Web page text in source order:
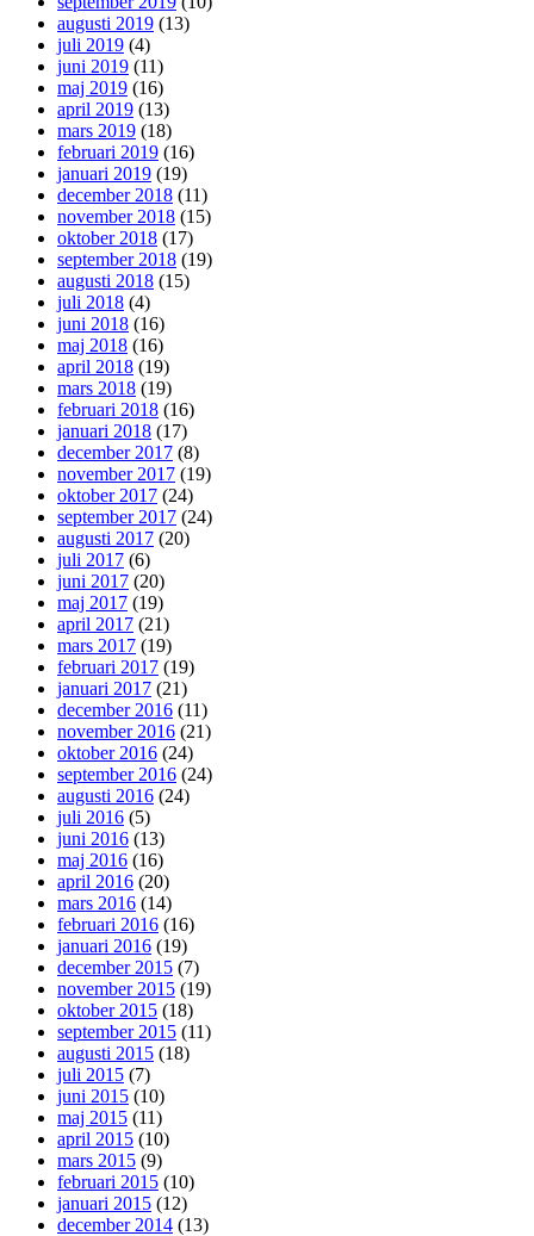
augusti 2019 (13)
juli 2019 (4)
juni 2019 (11)
maj 2019 (16)
april 2019 (13)
mars 2019 (18)
februari 2019 (16)
januari 2019 (19)
december 2018 (11)
november 2018 (15)
oktober 2018 (17)
september 2018 (19)
augusti 2018 (15)
juli 2018 (4)
juni 2018 (16)
maj 2018 (16)
april 2018 (19)
mars 2018 (19)
februari 2018 (16)
januari 2018 (17)
december 2017 (8)
november 2017 (19)
oktober 2017 (24)
september 2017 (24)
augusti 2017 (20)
juli 2017 (6)
juni 2017 (20)
maj 2017 (19)
april 2017 (21)
mars 2017 (19)
februari 2017 (19)
januari 2017 (21)
december 2016 (11)
november 2016 (21)
oktober 2016 (24)
september 2016 (24)
augusti 2016 (24)
juli 2016 (5)
juni 2016 (13)
maj 2016 (16)
april 2016 (20)
mars 2016 (14)
februari 2016 (16)
januari 2016 (19)
december 2015 (7)
november 2015 (19)
oktober 2015 (18)
september 2015 (11)
augusti 2015 (18)
juli 2015 (7)
juni 2015 (10)
maj 2015 (11)
april 2015 (10)
mars 2015 (9)
februari 2015 (10)
januari 2015 (12)
december 2014 (13)